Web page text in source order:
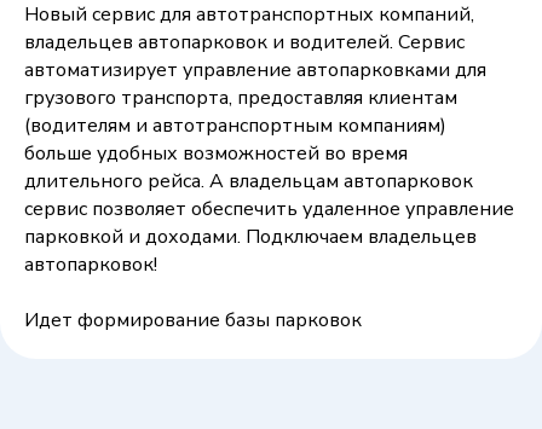
Новый сервис для автотранспортных компаний,
владельцев автопарковок и водителей. Сервис
автоматизирует управление автопарковками для
грузового транспорта, предоставляя клиентам
(водителям и автотранспортным компаниям)
больше удобных возможностей во время
длительного рейса. А владельцам автопарковок
сервис позволяет обеспечить удаленное управление
парковкой и доходами. Подключаем владельцев
автопарковок!
Идет формирование базы парковок